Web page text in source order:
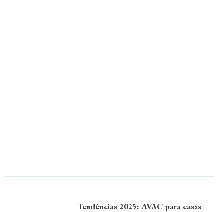
Tendências 2025: AVAC para casas